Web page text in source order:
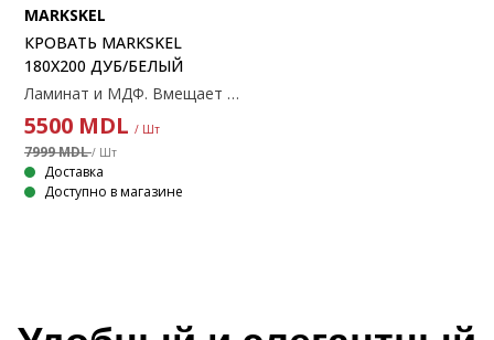
MARKSKEL
КРОВАТЬ MARKSKEL
180X200 ДУБ/БЕЛЫЙ
Ламинат и МДФ. Вмещает пружинные и беспружинные матрасы размером 180х200 см. Без ламельного основания и матраса. 190x210x91 см
5500 MDL / Шт
7999 MDL/ Шт
Доставка
Доступно в магазине